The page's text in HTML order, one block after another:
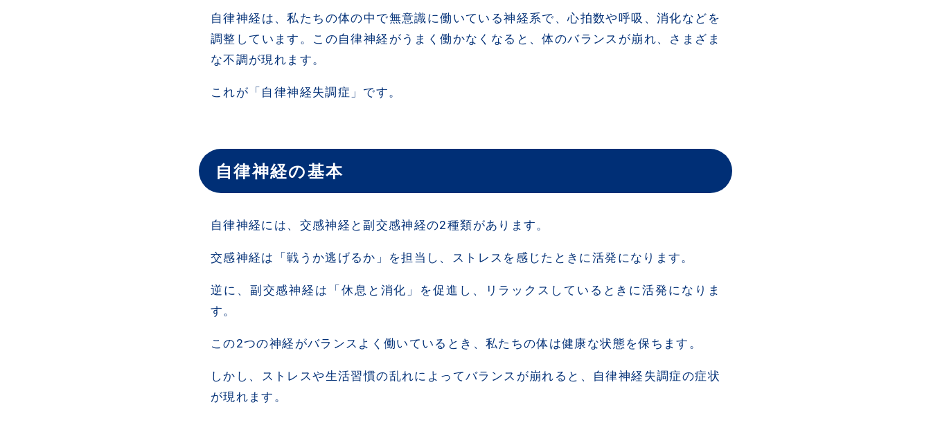
自律神経は、私たちの体の中で無意識に働いている神経系で、心拍数や呼吸、消化などを
調整しています。この自律神経がうまく働かなくなると、体のバランスが崩れ、さまざま
な不調が現れます。
これが「自律神経失調症」です。
自律神経の基本
自律神経には、交感神経と副交感神経の2種類があります。
交感神経は「戦うか逃げるか」を担当し、ストレスを感じたときに活発になります。
逆に、副交感神経は「休息と消化」を促進し、リラックスしているときに活発になりま
す。
この2つの神経がバランスよく働いているとき、私たちの体は健康な状態を保ちます。
しかし、ストレスや生活習慣の乱れによってバランスが崩れると、自律神経失調症の症状
が現れます。